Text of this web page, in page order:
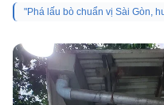
"Phá lấu bò chuẩn vị Sài Gòn,